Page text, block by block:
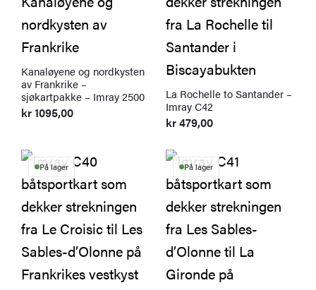
Kanaløyene og nordkysten
av Frankrike –
sjøkartpakke – Imray 2500
kr1095,00
La Rochelle to Santander –
Imray C42
kr479,00
På lager På lager